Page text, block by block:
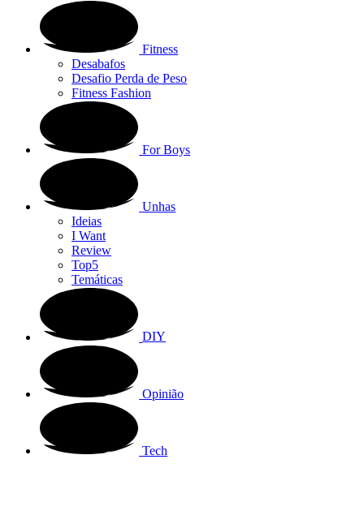
Fitness
Desabafos
Desafio Perda de Peso
Fitness Fashion
For Boys
Unhas
Ideias
I Want
Review
Top5
Temáticas
DIY
Opinião
Tech